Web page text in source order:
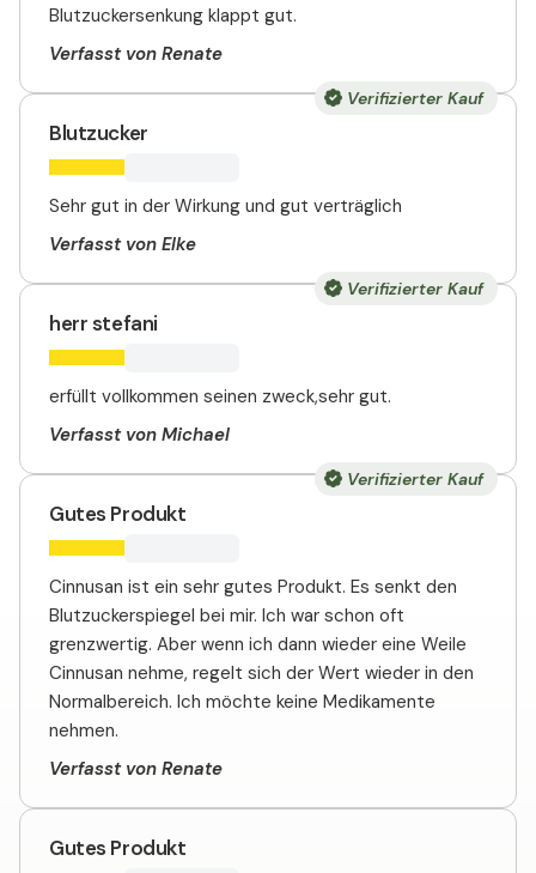
Blutzuckersenkung klappt gut.
Verfasst von Renate
Verifizierter Kauf
Blutzucker
Sehr gut in der Wirkung und gut verträglich
Verfasst von Elke
Verifizierter Kauf
herr stefani
erfüllt vollkommen seinen zweck,sehr gut.
Verfasst von Michael
Verifizierter Kauf
Gutes Produkt
Cinnusan ist ein sehr gutes Produkt. Es senkt den
Blutzuckerspiegel bei mir. Ich war schon oft
grenzwertig. Aber wenn ich dann wieder eine Weile
Cinnusan nehme, regelt sich der Wert wieder in den
Normalbereich. Ich möchte keine Medikamente
nehmen.
Verfasst von Renate
Gutes Produkt